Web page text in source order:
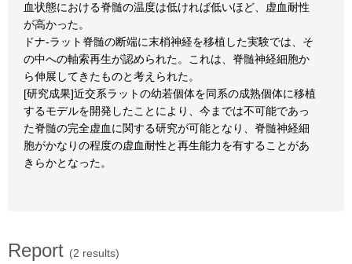
血状態における脊髄の温度は低ければ低いほど、虚血耐性
が高かった。
ドナ-ラット脊髄の断端に末梢神経を移植した実験では、そ
の中への軸索再生が認められた。これは、脊髄神経細胞か
ら伸展してきたものと考えられた。
[研究成果]近交系ラットの幼若個体を同系の成熟個体に移植
するモデルを開発したことにより、今までは不可能であっ
た脊髄の完全虚血に関する研究が可能となり、脊髄神経細
胞がかなりの程度の虚血耐性と再生能力を有することがあ
きらかとなった。
Report (2 results)